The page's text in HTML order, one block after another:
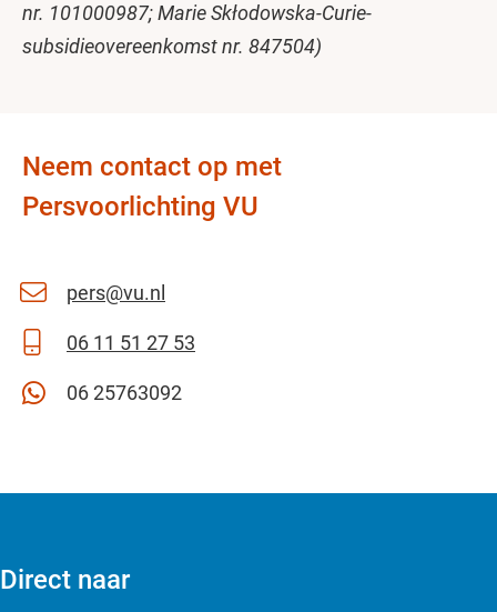
nr. 101000987; Marie Skłodowska-Curie-
subsidieovereenkomst nr. 847504)
Neem contact op met
Persvoorlichting VU
pers@vu.nl
06 11 51 27 53
06 25763092
Direct naar